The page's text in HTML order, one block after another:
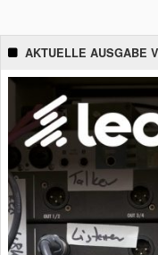
AKTUELLE AUSGABE